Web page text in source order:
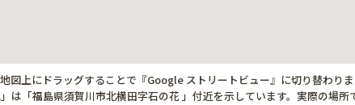
地図上にドラッグすることで『Google ストリートビュー』に切り替わりま
は「福島県須賀川市北横田字石の花 」付近を示しています。実際の場所